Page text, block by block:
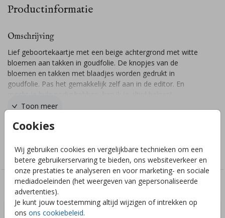
Cookies
Wij gebruiken cookies en vergelijkbare technieken om een
betere gebruikerservaring te bieden, ons websiteverkeer en
onze prestaties te analyseren en voor marketing- en sociale
mediadoeleinden (het weergeven van gepersonaliseerde
advertenties).
Je kunt jouw toestemming altijd wijzigen of intrekken op
ons ons cookiebeleid.
Productinformatie
Omschrijving
Lief geboortekaartje met een beige achtergrond met witte
bloemen aan takken in goudfolie. De knopjes van de
bloemen en takken met blaadjes worden gedrukt in
goudfolie. Pas het gemakkelijk zelf aan in de editor. En
Toon meer
Meisjes
Deze ontwerpen vind je misschien ook leuk